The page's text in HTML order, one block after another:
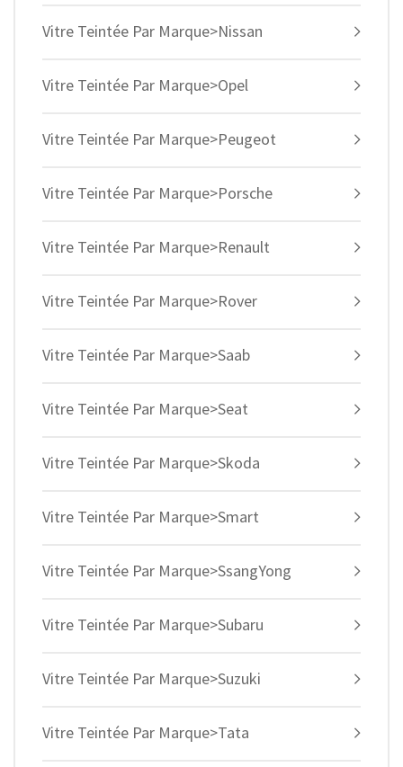
Vitre Teintée Par Marque>Nissan
Vitre Teintée Par Marque>Opel
Vitre Teintée Par Marque>Peugeot
Vitre Teintée Par Marque>Porsche
Vitre Teintée Par Marque>Renault
Vitre Teintée Par Marque>Rover
Vitre Teintée Par Marque>Saab
Vitre Teintée Par Marque>Seat
Vitre Teintée Par Marque>Skoda
Vitre Teintée Par Marque>Smart
Vitre Teintée Par Marque>SsangYong
Vitre Teintée Par Marque>Subaru
Vitre Teintée Par Marque>Suzuki
Vitre Teintée Par Marque>Tata